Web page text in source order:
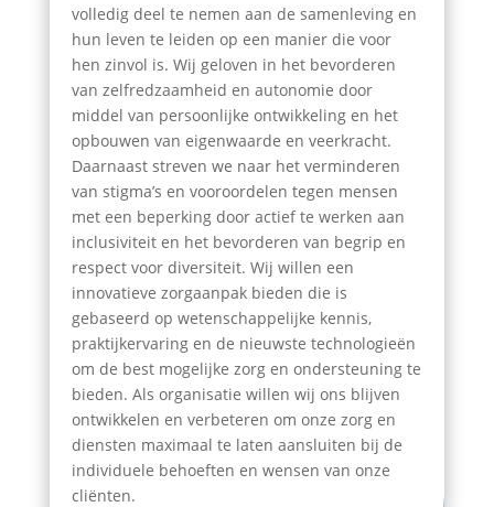
volledig deel te nemen aan de samenleving en
hun leven te leiden op een manier die voor
hen zinvol is. Wij geloven in het bevorderen
van zelfredzaamheid en autonomie door
middel van persoonlijke ontwikkeling en het
opbouwen van eigenwaarde en veerkracht.
Daarnaast streven we naar het verminderen
van stigma’s en vooroordelen tegen mensen
met een beperking door actief te werken aan
inclusiviteit en het bevorderen van begrip en
respect voor diversiteit. Wij willen een
innovatieve zorgaanpak bieden die is
gebaseerd op wetenschappelijke kennis,
praktijkervaring en de nieuwste technologieën
om de best mogelijke zorg en ondersteuning te
bieden. Als organisatie willen wij ons blijven
ontwikkelen en verbeteren om onze zorg en
diensten maximaal te laten aansluiten bij de
individuele behoeften en wensen van onze
cliënten.